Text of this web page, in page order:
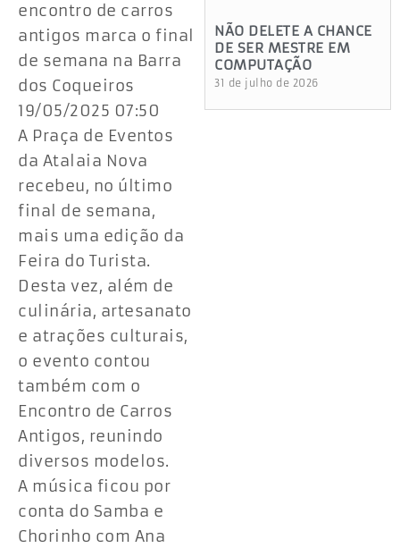
encontro de carros
antigos marca o final
de semana na Barra
dos Coqueiros
19/05/2025 07:50
A Praça de Eventos
da Atalaia Nova
recebeu, no último
final de semana,
mais uma edição da
Feira do Turista.
Desta vez, além de
culinária, artesanato
e atrações culturais,
o evento contou
também com o
Encontro de Carros
Antigos, reunindo
diversos modelos.
A música ficou por
conta do Samba e
Chorinho com Ana
NÃO DELETE A CHANCE
DE SER MESTRE EM
COMPUTAÇÃO
31 de julho de 2026